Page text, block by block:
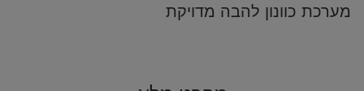
מערכת כוונון להבה מדויקת